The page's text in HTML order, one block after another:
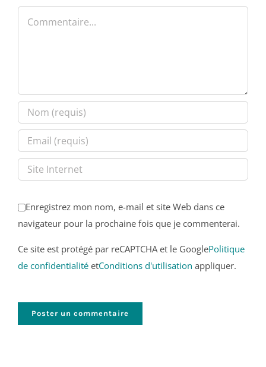
Enregistrez mon nom, e-mail et site Web dans ce
navigateur pour la prochaine fois que je commenterai.
Ce site est protégé par reCAPTCHA et le GooglePolitique
de confidentialité etConditions d'utilisation appliquer.